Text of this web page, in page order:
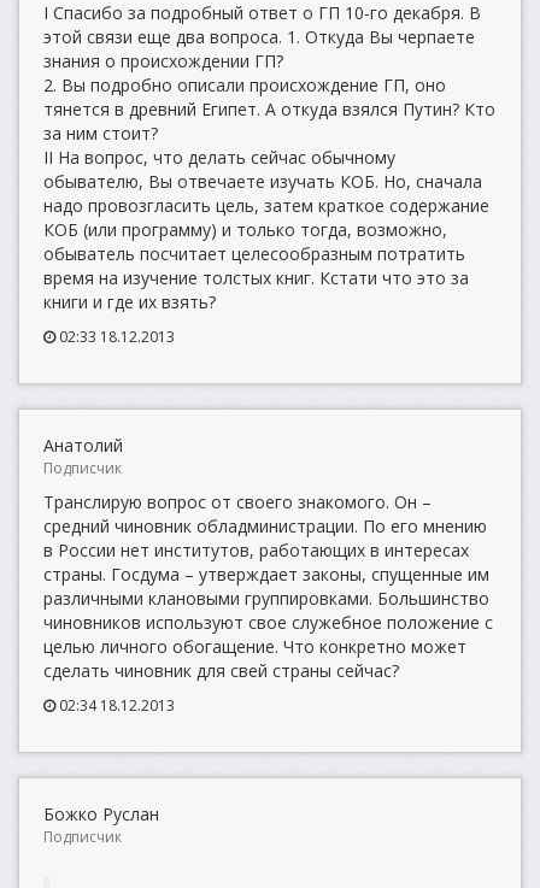
I Спасибо за подробный ответ о ГП 10-го декабря. В
этой связи еще два вопроса. 1. Откуда Вы черпаете
знания о происхождении ГП?
2. Вы подробно описали происхождение ГП, оно
тянется в древний Египет. А откуда взялся Путин? Кто
за ним стоит?
II На вопрос, что делать сейчас обычному
обывателю, Вы отвечаете изучать КОБ. Но, сначала
надо провозгласить цель, затем краткое содержание
КОБ (или программу) и только тогда, возможно,
обыватель посчитает целесообразным потратить
время на изучение толстых книг. Кстати что это за
книги и где их взять?
02:33 18.12.2013
Анатолий
Подписчик
Транслирую вопрос от своего знакомого. Он –
средний чиновник обладминистрации. По его мнению
в России нет институтов, работающих в интересах
страны. Госдума – утверждает законы, спущенные им
различными клановыми группировками. Большинство
чиновников используют свое служебное положение с
целью личного обогащение. Что конкретно может
сделать чиновник для свей страны сейчас?
02:34 18.12.2013
Божко Руслан
Подписчик